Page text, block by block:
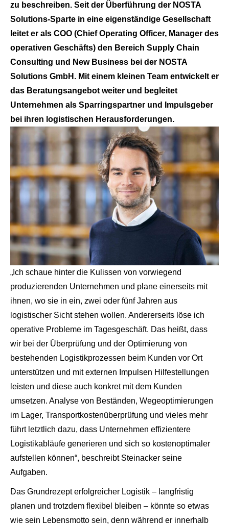
zu beschreiben. Seit der Überführung der NOSTA
Solutions-Sparte in eine eigenständige Gesellschaft
leitet er als COO (Chief Operating Officer, Manager des
operativen Geschäfts) den Bereich Supply Chain
Consulting und New Business bei der NOSTA
Solutions GmbH. Mit einem kleinen Team entwickelt er
das Beratungsangebot weiter und begleitet
Unternehmen als Sparringspartner und Impulsgeber
bei ihren logistischen Herausforderungen.
„Ich schaue hinter die Kulissen von vorwiegend
produzierenden Unternehmen und plane einerseits mit
ihnen, wo sie in ein, zwei oder fünf Jahren aus
logistischer Sicht stehen wollen. Andererseits löse ich
operative Probleme im Tagesgeschäft. Das heißt, dass
wir bei der Überprüfung und der Optimierung von
bestehenden Logistikprozessen beim Kunden vor Ort
unterstützen und mit externen Impulsen Hilfestellungen
leisten und diese auch konkret mit dem Kunden
umsetzen. Analyse von Beständen, Wegeoptimierungen
im Lager, Transportkostenüberprüfung und vieles mehr
führt letztlich dazu, dass Unternehmen effizientere
Logistikabläufe generieren und sich so kostenoptimaler
aufstellen können“, beschreibt Steinacker seine
Aufgaben.
Das Grundrezept erfolgreicher Logistik – langfristig
planen und trotzdem flexibel bleiben – könnte so etwas
wie sein Lebensmotto sein, denn während er innerhalb